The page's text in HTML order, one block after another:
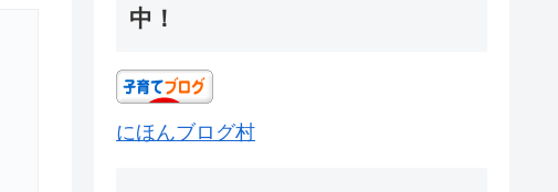
中！
にほんブログ村